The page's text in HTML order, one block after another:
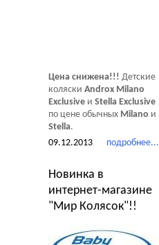
Цена снижена!!! Детские
коляски Androx Milano
Exclusive и Stella Exclusive
по цене обычных Milano и
Stella.
подробнее...
09.12.2013
Новинка в
интернет-магазине
"Мир Колясок"!!